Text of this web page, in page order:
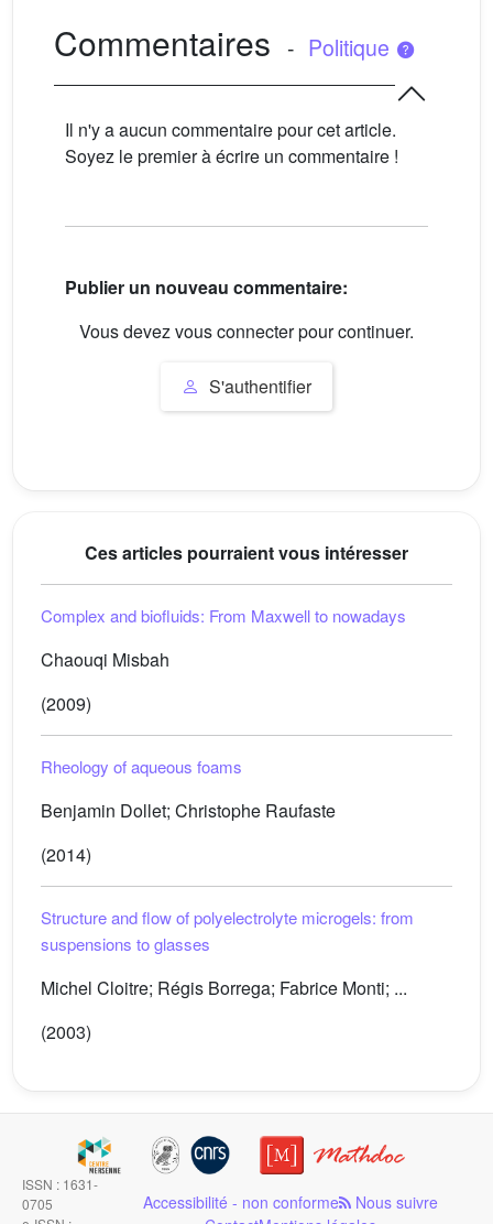
Commentaires - Politique
Il n'y a aucun commentaire pour cet article.
Soyez le premier à écrire un commentaire !
Publier un nouveau commentaire:
Vous devez vous connecter pour continuer.
S'authentifier
Ces articles pourraient vous intéresser
Complex and biofluids: From Maxwell to nowadays
Chaouqi Misbah
(2009)
Rheology of aqueous foams
Benjamin Dollet; Christophe Raufaste
(2014)
Structure and flow of polyelectrolyte microgels: from
suspensions to glasses
Michel Cloitre; Régis Borrega; Fabrice Monti; ...
(2003)
ISSN : 1631-
0705
Accessibilité - non conforme Nous suivre